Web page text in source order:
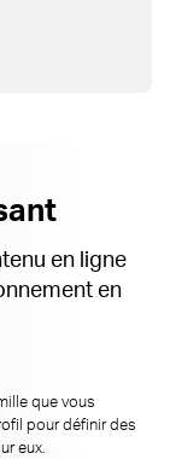
en ligne
en
que vous
pour définir des
eux.